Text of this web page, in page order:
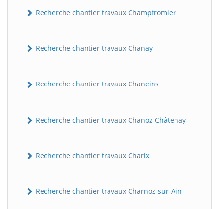
Recherche chantier travaux Champfromier
Recherche chantier travaux Chanay
Recherche chantier travaux Chaneins
Recherche chantier travaux Chanoz-Châtenay
Recherche chantier travaux Charix
Recherche chantier travaux Charnoz-sur-Ain